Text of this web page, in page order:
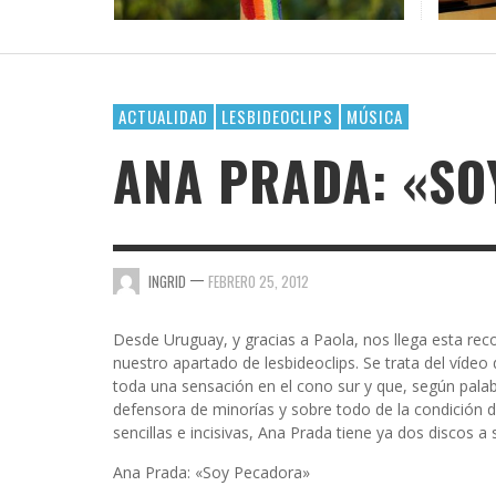
MARVEL
DAR
GUSTA ALGUIEN
LA PLAYA
CHICA BUSCA CHICA
CORTOS
EVDG
FAR OUT
VAYA
ACTUALIDAD LESBIDEOCLIPS MÚSICA
ANA PRADA:
INGRID — FEBRERO 25, 2012
Desde Uruguay, y gracias a Paola, nos llega esta
nuestro apartado de lesbideoclips. Se trata del vídeo
toda una sensación en el cono sur y que, según
defensora de minorías y sobre todo de la condición
sencillas e incisivas, Ana Prada tiene ya dos discos a
Ana Prada: «Soy Pecadora»